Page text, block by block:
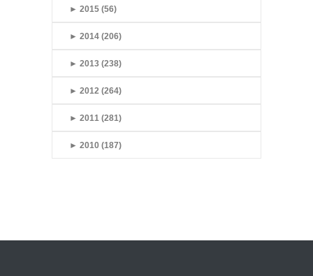
► 2015 (56)
► 2014 (206)
► 2013 (238)
► 2012 (264)
► 2011 (281)
► 2010 (187)